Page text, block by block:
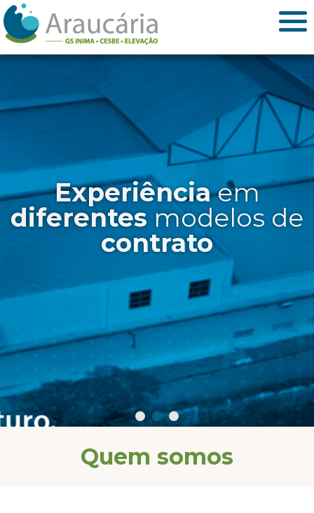
Experiênciaem
diferentes modelos de
contrato
Pioneirismo
saneamento no
Brasil
Quem somos